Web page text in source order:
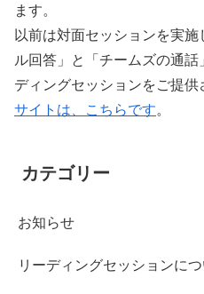
ます。
以前は対面セッションを実
ル回答」と「チームズの通
ディングセッションをご提供
サイトは、こちらです。
カテゴリー
お知らせ
リーディングセッションにつ